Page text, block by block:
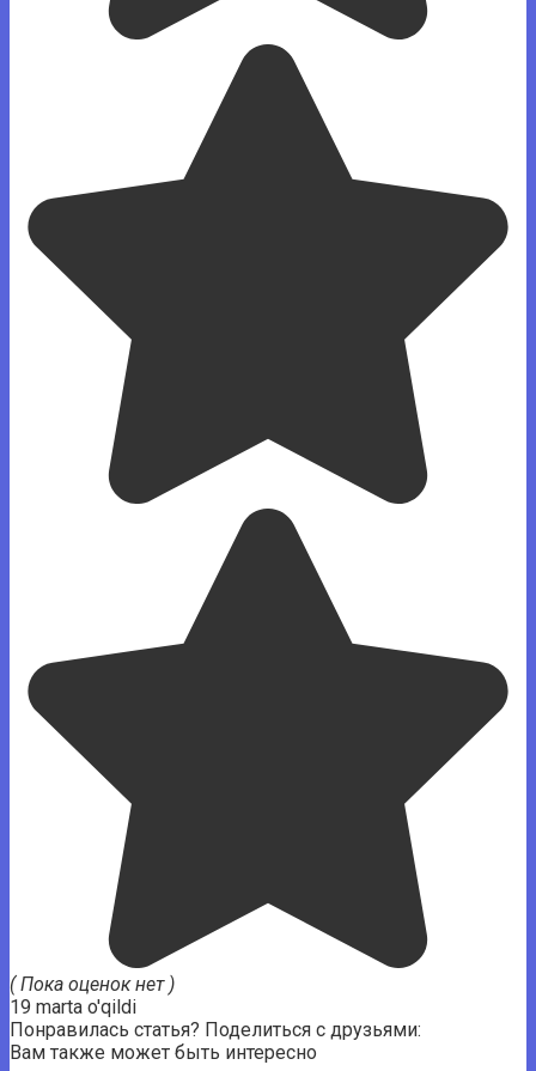
( Пока оценок нет )
19 marta o'qildi
Понравилась статья? Поделиться с друзьями:
Вам также может быть интересно